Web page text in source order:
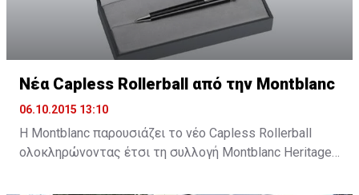
Νέα Capless Rollerball από την Montblanc
06.10.2015 13:10
Η Montblanc παρουσιάζει το νέο Capless Rollerball
ολοκληρώνοντας έτσι τη συλλογή Montblanc Heritage